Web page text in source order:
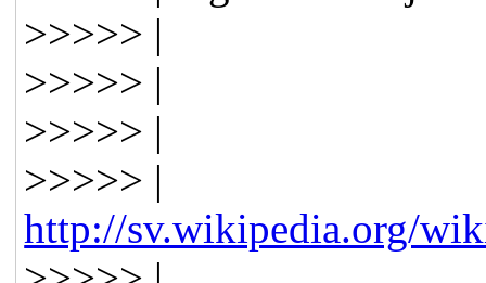
>>>>> |
>>>>> |
>>>>> |
>>>>> |
http://sv.wikipedia.org/